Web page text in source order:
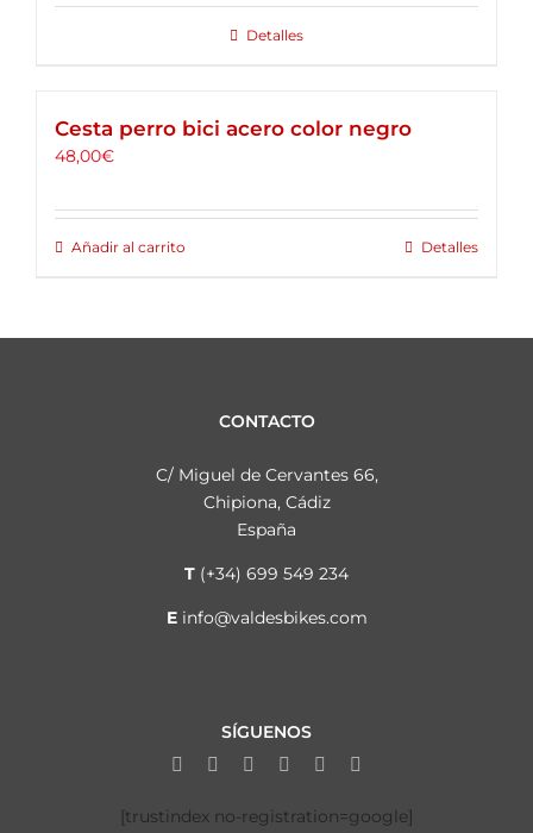
Detalles
Cesta perro bici acero color negro
48,00€
Añadir al carrito Detalles
CONTACTO
C/ Miguel de Cervantes 66,
Chipiona, Cádiz
España
T (+34) 699 549 234
E info@valdesbikes.com
SÍGUENOS
[trustindex no-registration=google]